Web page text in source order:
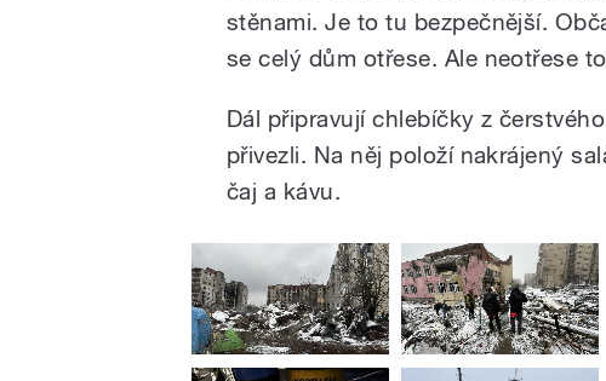
stěnami. Je to tu bezpečnější.
se celý dům otřese. Ale neotřese
Dál připravují chlebíčky z
přivezli. Na něj položí nakrájený
čaj a kávu.